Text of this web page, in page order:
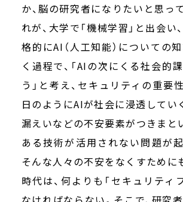
か、脳の研究者になりたいと思っ
れが、大学で「機械学習」と出会い
格的にAI（人工知能）についての
く過程で、「AIの次にくる社会的
う」と考え、セキュリティの重要
日のようにAIが社会に浸透してい
漏えいなどの不安要素がつきまと
ある技術が活用されない問題が
そんな人々の不安をなくすために
時代は、何よりも「セキュリティ